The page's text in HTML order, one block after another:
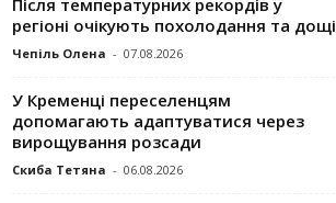
регіоні очікують похолодання та дощі
Чепіль Олена - 07.08.2026
У Кременці переселенцям
допомагають адаптуватися через
вирощування розсади
Скиба Тетяна - 06.08.2026